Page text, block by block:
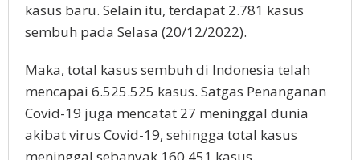
kasus baru. Selain itu, terdapat 2.781 kasus
sembuh pada Selasa (20/12/2022).
Maka, total kasus sembuh di Indonesia telah
mencapai 6.525.525 kasus. Satgas Penanganan
Covid-19 juga mencatat 27 meninggal dunia
akibat virus Covid-19, sehingga total kasus